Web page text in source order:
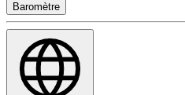
Baromètre